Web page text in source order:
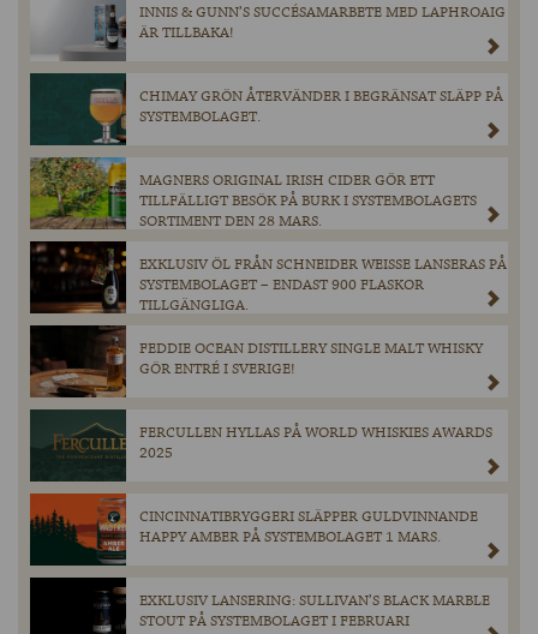
INNIS & GUNN’S SUCCÉSAMARBETE MED LAPHROAIG
ÄR TILLBAKA!
CHIMAY GRÖN ÅTERVÄNDER I BEGRÄNSAT SLÄPP PÅ
SYSTEMBOLAGET.
MAGNERS ORIGINAL IRISH CIDER GÖR ETT
TILLFÄLLIGT BESÖK PÅ BURK I SYSTEMBOLAGETS
SORTIMENT DEN 28 MARS.
EXKLUSIV ÖL FRÅN SCHNEIDER WEISSE LANSERAS PÅ
SYSTEMBOLAGET – ENDAST 900 FLASKOR
TILLGÄNGLIGA.
FEDDIE OCEAN DISTILLERY SINGLE MALT WHISKY
GÖR ENTRÉ I SVERIGE!
FERCULLEN HYLLAS PÅ WORLD WHISKIES AWARDS
2025
CINCINNATIBRYGGERI SLÄPPER GULDVINNANDE
HAPPY AMBER PÅ SYSTEMBOLAGET 1 MARS.
EXKLUSIV LANSERING: SULLIVAN’S BLACK MARBLE
STOUT PÅ SYSTEMBOLAGET I FEBRUARI